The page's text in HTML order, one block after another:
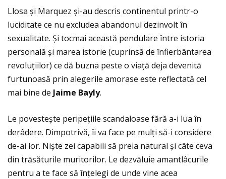
Llosa și Marquez și-au descris continentul printr-o
luciditate ce nu excludea abandonul dezinvolt în
sexualitate. Şi tocmai această pendulare între istoria
personală și marea istorie (cuprinsă de înfierbântarea
revoluţiilor) ce dă buzna peste o viaţă deja devenită
furtunoasă prin alegerile amorase este reflectată cel
mai bine de Jaime Bayly.
Le povestește peripeţiile scandaloase fără a-i lua în
derâdere. Dimpotrivă, îi va face pe mulţi să-i considere
de-ai lor. Niște zei capabili să preia natural și câte ceva
din trăsăturile muritorilor. Le dezvăluie amantlâcurile
pentru a te face să înţelegi de unde vine acea